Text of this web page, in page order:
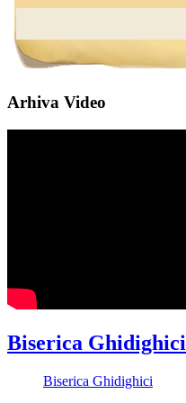
Arhiva Video
Biserica Ghidighici
Biserica Ghidighici